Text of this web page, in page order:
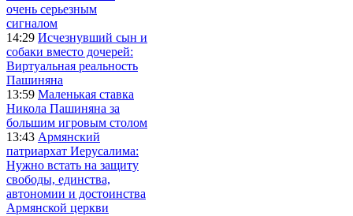
очень серьезным
сигналом
14:29 Исчезнувший сын и
собаки вместо дочерей:
Виртуальная реальность
Пашиняна
13:59 Маленькая ставка
Никола Пашиняна за
большим игровым столом
13:43 Армянский
патриархат Иерусалима:
Нужно встать на защиту
свободы, единства,
автономии и достоинства
Армянской церкви